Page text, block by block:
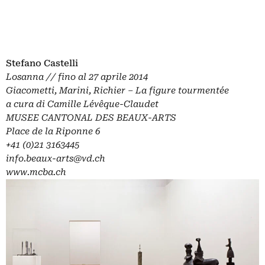
Stefano Castelli
Losanna // fino al 27 aprile 2014
Giacometti, Marini, Richier – La figure tourmentée
a cura di Camille Lévêque-Claudet
MUSEE CANTONAL DES BEAUX-ARTS
Place de la Riponne 6
+41 (0)21 3163445
info.beaux-arts@vd.ch
www.mcba.ch